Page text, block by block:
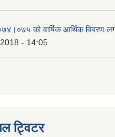
को वार्षिक आर्थिक विवरण
- 14:05
ट्विटर